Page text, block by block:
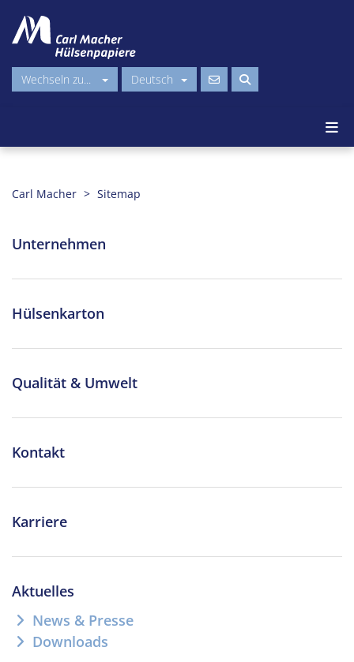
Wechseln zu... Deutsch
Carl Macher Sitemap
Unternehmen
Hülsenkarton
Qualität & Umwelt
Kontakt
Karriere
Aktuelles
News & Presse
Downloads